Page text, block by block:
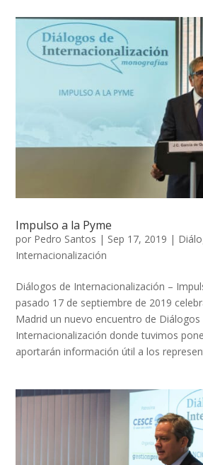
Impulso a la Pyme
por Pedro Santos | Sep 17, 2019 |
Internacionalización
Diálogos de Internacionalización –
pasado 17 de septiembre de 2019
Madrid un nuevo encuentro de Diálogos
Internacionalización donde tuvimos
aportarán información útil a los